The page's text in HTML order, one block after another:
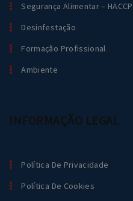
Segurança Alimentar – HACCP
Desinfestação
Formação Profissional
Ambiente
INFORMAÇÃO LEGAL
Política De Privacidade
Política De Cookies